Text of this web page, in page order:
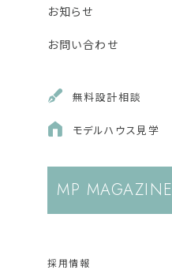
お知らせ
お問い合わせ
無料設計相談
モデルハウス見学
MP MAGAZINE
採用情報